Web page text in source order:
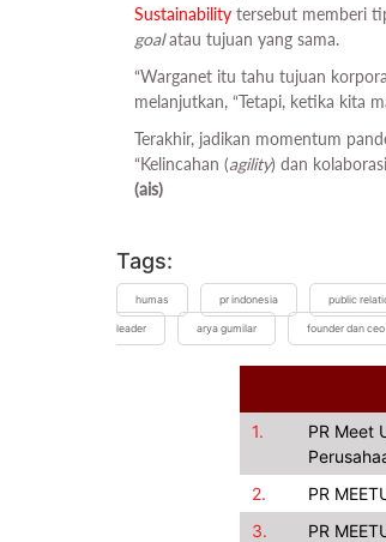
Sustainability tersebut memberi
goalatau tujuan yang sama.
“Warganet itu tahu tujuan
melanjutkan, “Tetapi, ketika kita
Terakhir, jadikan momentum
“Kelincahan (agility) dan
(ais)
Tags:
humas pr indonesia public
leader arya gumilar founder dan
1.
PR Meet
2.
PR
3.
PR